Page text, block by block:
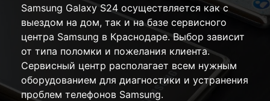
Samsung Galaxy S24 осуществляется как с
выездом на дом, так и на базе сервисного
центра Samsung в Краснодаре. Выбор зависит
от типа поломки и пожелания клиента.
Сервисный центр располагает всем нужным
оборудованием для диагностики и устранения
проблем телефонов Samsung.